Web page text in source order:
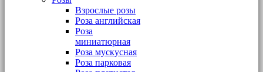
Взрослые розы
Роза английская
Роза
миниатюрная
Роза мускусная
Роза парковая